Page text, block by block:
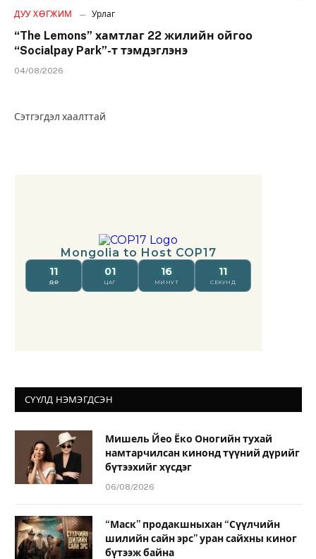
ДУУ ХӨГЖИМ Урлаг
“The Lemons” хамтлаг 22 жилийн ойгоо
“Socialpay Park”-т тэмдэглэнэ
04/08/2026
Сэтгэгдэл хаалттай
СҮҮЛД НЭМЭГДСЭН
Мишель Йео Ёко Оногийн тухай
намтарчилсан кинонд түүний дүрийг
бүтээхийг хүсдэг
06/08/2026
“Маск” продакшныхан “Сүүлчийн
шилийн сайн эрс” уран сайхны киног
бүтээж байна